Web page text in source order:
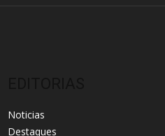
Noticias
Destaques